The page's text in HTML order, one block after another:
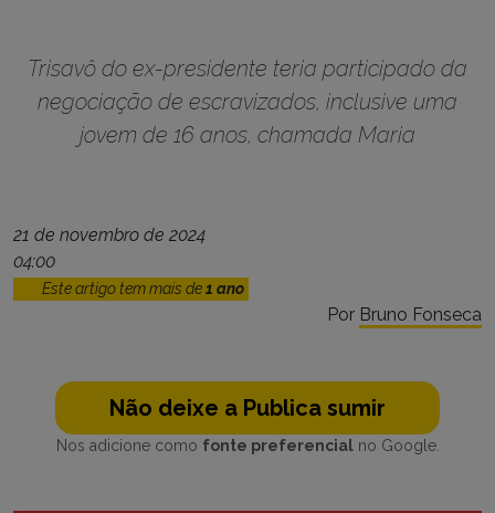
Trisavô do ex-presidente teria participado da
negociação de escravizados, inclusive uma
jovem de 16 anos, chamada Maria
21 de novembro de 2024
04:00
Este artigo tem mais de1 ano
Por Bruno Fonseca
Não deixe a Publica sumir
Nos adicione como fonte preferencialno Google.